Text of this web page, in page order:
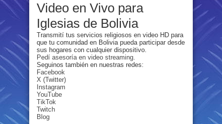
Video en Vivo para
Iglesias de Bolivia
Transmití tus servicios religiosos en video HD para
que tu comunidad en Bolivia pueda participar desde
sus hogares con cualquier dispositivo.
Pedí asesoría en video streaming.
Seguinos también en nuestras redes:
Facebook
X (Twitter)
Instagram
YouTube
TikTok
Twitch
Blog